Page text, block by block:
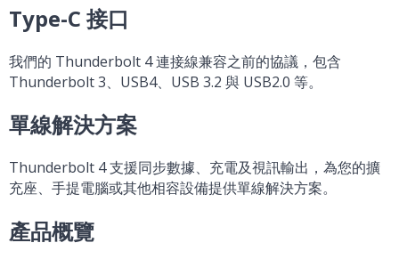
Type-C 接口
我們的 Thunderbolt 4 連接線兼容之前的協議，包含
Thunderbolt 3、USB4、USB 3.2 與 USB2.0 等。
單線解決方案
Thunderbolt 4 支援同步數據、充電及視訊輸出，為您的擴
充座、手提電腦或其他相容設備提供單線解決方案。
產品概覽